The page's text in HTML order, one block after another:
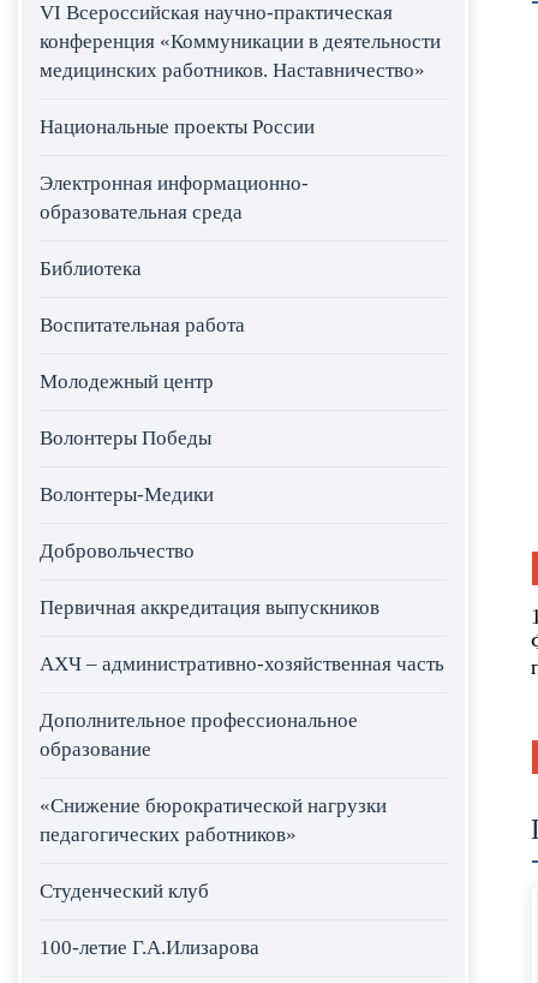
VI Всероссийская научно-практическая
конференция «Коммуникации в деятельности
медицинских работников. Наставничество»
Национальные проекты России
Электронная информационно-
образовательная среда
Библиотека
Воспитательная работа
Молодежный центр
Волонтеры Победы
Волонтеры-Медики
Добровольчество
Первичная аккредитация выпускников
АХЧ – административно-хозяйственная часть
Дополнительное профессиональное
образование
«Снижение бюрократической нагрузки
педагогических работников»
Студенческий клуб
100-летие Г.А.Илизарова